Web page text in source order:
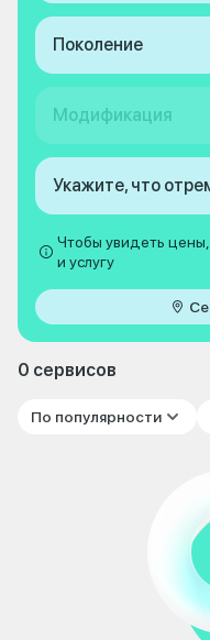
Поколение
Модификация
Укажите, что
Чтобы увидеть
и услугу
0 сервисов
По популярности